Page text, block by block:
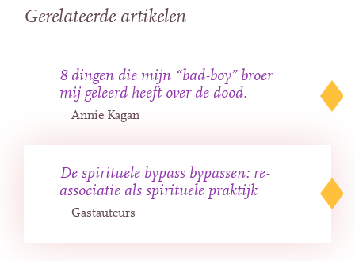
Gerelateerde artikelen
8 dingen die mijn “bad-boy” broer
mij geleerd heeft over de dood.
Annie Kagan
De spirituele bypass bypassen: re-
associatie als spirituele praktijk
Gastauteurs